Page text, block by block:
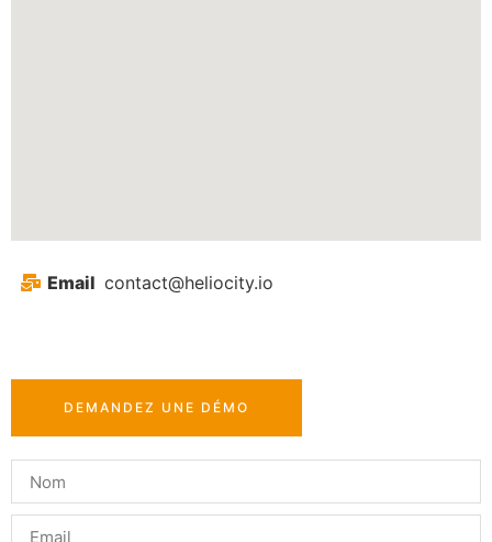
Email contact@heliocity.io
DEMANDEZ UNE DÉMO